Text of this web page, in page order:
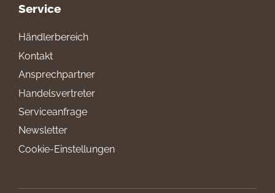
Service
Händlerbereich
Kontakt
Ansprechpartner
Handelsvertreter
Serviceanfrage
Newsletter
Cookie-Einstellungen